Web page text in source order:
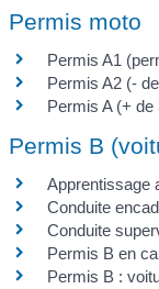
Permis moto
Permis A1
Permis A2 (-
Permis A (+ de
Permis B
Apprentissage
Conduite
Conduite
Permis B en
Permis B :